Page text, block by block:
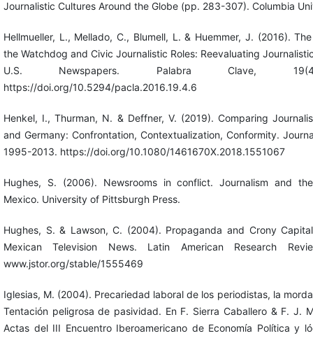
Journalistic Cultures Around the Globe (pp. 283-307). Columbia
Hellmueller, L., Mellado, C., Blumell, L. & Huemmer, J. (2016).
the Watchdog and Civic Journalistic Roles: Reevaluating
U.S. Newspapers. Palabra Clave,
https://doi.org/10.5294/pacla.2016.19.4.6
Henkel, I., Thurman, N. & Deffner, V. (2019). Comparing
and Germany: Confrontation, Contextualization, Conformity.
1995-2013. https://doi.org/10.1080/1461670X.2018.1551067
Hughes, S. (2006). Newsrooms in conflict. Journalism and
Mexico. University of Pittsburgh Press.
Hughes, S. & Lawson, C. (2004). Propaganda and Crony
Mexican Television News. Latin American Research
www.jstor.org/stable/1555469
Iglesias, M. (2004). Precariedad laboral de los periodistas, la
Tentación peligrosa de pasividad. En F. Sierra Caballero & F. J.
Actas del III Encuentro Iberoamericano de Economía Política y